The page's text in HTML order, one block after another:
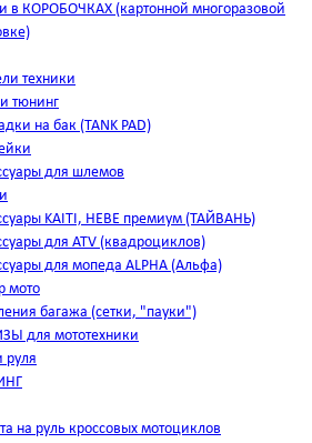
в КОРОБОЧКАХ (картонной многоразовой
техники
тюнинг
на бак (TANK PAD)
для шлемов
KAITI, HEBE премиум (ТАЙВАНЬ)
для ATV (квадроциклов)
для мопеда ALPHA (Альфа)
мото
багажа (сетки, "пауки")
для мототехники
руля
на руль кроссовых мотоциклов